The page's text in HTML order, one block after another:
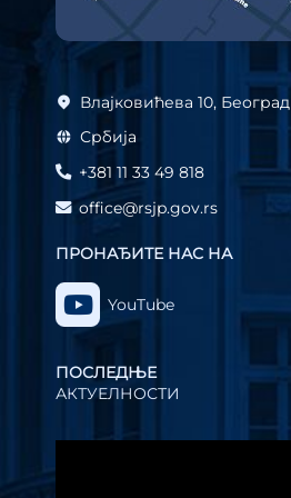
Влајковићева 10, Београд
Србија
+381 11 33 49 818
office@rsjp.gov.rs
ПРОНАЂИТЕ НАС НА
YouTube
ПОСЛЕДЊЕ
АКТУЕЛНОСТИ
видео